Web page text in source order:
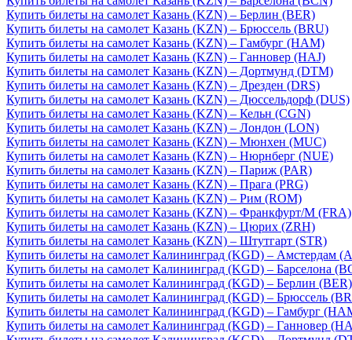
Купить билеты на самолет Казань (KZN) – Берлин (BER)
Купить билеты на самолет Казань (KZN) – Брюссель (BRU)
Купить билеты на самолет Казань (KZN) – Гамбург (HAM)
Купить билеты на самолет Казань (KZN) – Ганновер (HAJ)
Купить билеты на самолет Казань (KZN) – Дортмунд (DTM)
Купить билеты на самолет Казань (KZN) – Дрезден (DRS)
Купить билеты на самолет Казань (KZN) – Дюссельдорф (DUS)
Купить билеты на самолет Казань (KZN) – Кельн (CGN)
Купить билеты на самолет Казань (KZN) – Лондон (LON)
Купить билеты на самолет Казань (KZN) – Мюнхен (MUC)
Купить билеты на самолет Казань (KZN) – Нюрнберг (NUE)
Купить билеты на самолет Казань (KZN) – Париж (PAR)
Купить билеты на самолет Казань (KZN) – Прага (PRG)
Купить билеты на самолет Казань (KZN) – Рим (ROM)
Купить билеты на самолет Казань (KZN) – Франкфурт/М (FRA)
Купить билеты на самолет Казань (KZN) – Цюрих (ZRH)
Купить билеты на самолет Казань (KZN) – Штутгарт (STR)
Купить билеты на самолет Калининград (KGD) – Амстердам
Купить билеты на самолет Калининград (KGD) – Барселона
Купить билеты на самолет Калининград (KGD) – Берлин (BER)
Купить билеты на самолет Калининград (KGD) – Брюссель
Купить билеты на самолет Калининград (KGD) – Гамбург
Купить билеты на самолет Калининград (KGD) – Ганновер